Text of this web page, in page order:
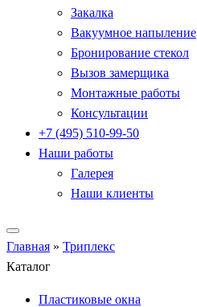
Закалка
Вакуумное напыление
Бронирование стекол
Вызов замерщика
Монтажные работы
Консультации
+7 (495) 510-99-50
Наши работы
Галерея
Наши клиенты
Главная » Триплекс
Каталог
Пластиковые окна